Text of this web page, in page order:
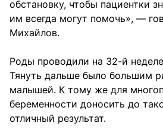
обстановку, чтобы пациентки
им всегда могут помочь», —
Михайлов.
Роды проводили на 32-й
Тянуть дальше было большим
малышей. К тому же для
беременности доносить до
отличный результат.